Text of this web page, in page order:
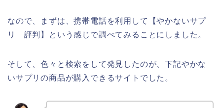
なので、まずは、携帯電話を利用して【やかないサプ
リ 評判】という感じで調べてみることにしました。
そして、色々と検索をして発見したのが、下記やかな
いサプリの商品が購入できるサイトでした。